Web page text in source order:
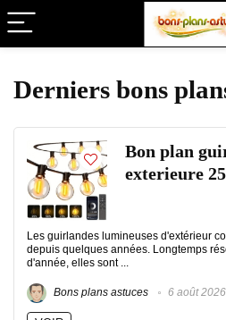
Derniers bons
Bon plan
exterieure
Les guirlandes lumineuses d'extérieur
depuis quelques années. Longtemps
d'année, elles sont ...
Bons plans astuces 6 août 2026